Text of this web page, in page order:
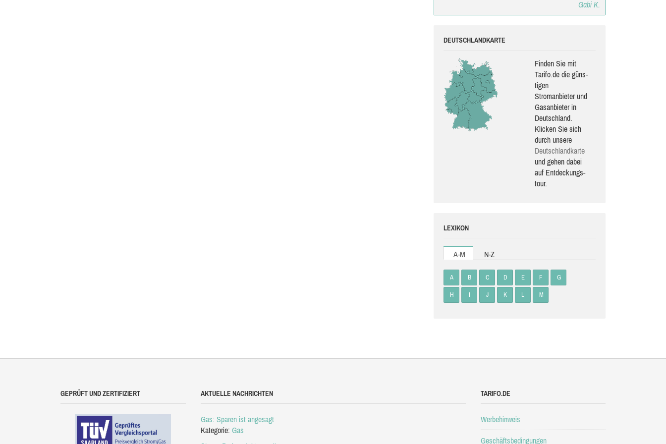
Gabi K.
DEUTSCHLANDKARTE
Finden Sie mit
Tarifo.de die güns­
ti­gen
Stromanbieter und
Gasanbieter in
Deutschland.
Klicken Sie sich
durch unsere
Deutsch­land­karte
und gehen dabei
auf Ent­de­ckungs­
tour.
LEXIKON
A-M N-Z
A B C D E F G
H I J K L M
GEPRÜFT UND ZERTIFIZIERT AKTUELLE NACHRICHTEN
Gas: Sparen ist angesagt
Kategorie: Gas
TARIFO.DE
Werbehinweis
Geschäftsbedingungen